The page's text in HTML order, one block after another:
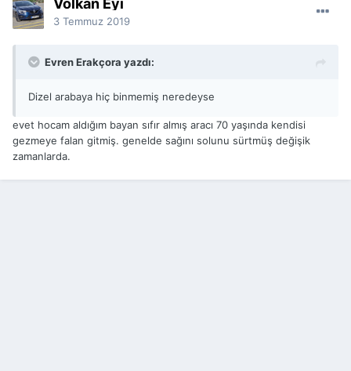
Volkan Eyi
3 Temmuz 2019
Evren Erakçora yazdı:
Dizel arabaya hiç binmemiş neredeyse
evet hocam aldığım bayan sıfır almış aracı 70 yaşında kendisi
gezmeye falan gitmiş. genelde sağını solunu sürtmüş değişik
zamanlarda.